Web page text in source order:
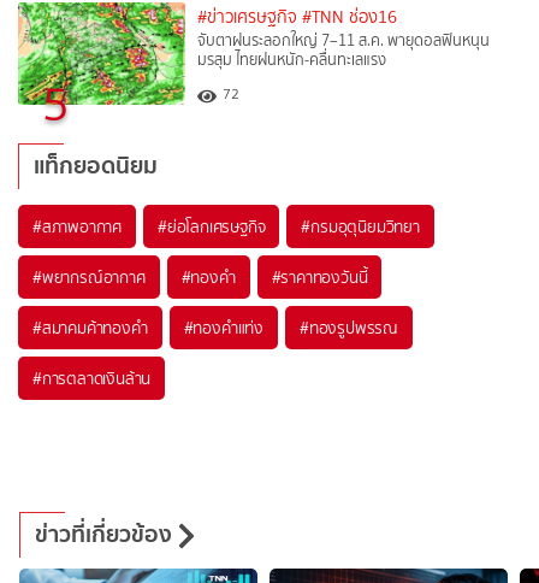
5
#ข่าวเศรษฐกิจ #TNN ช่อง16
จับตาฝนระลอกใหญ่ 7–11 ส.ค. พายุดอลฟินหนุน
มรสุม ไทยฝนหนัก-คลื่นทะเลแรง
72
แท็กยอดนิยม
#สภาพอากาศ #ย่อโลกเศรษฐกิจ #กรมอุตุนิยมวิทยา
#พยากรณ์อากาศ #ทองคำ #ราคาทองวันนี้
#สมาคมค้าทองคำ #ทองคำแท่ง #ทองรูปพรรณ
#การตลาดเงินล้าน
ข่าวที่เกี่ยวข้อง